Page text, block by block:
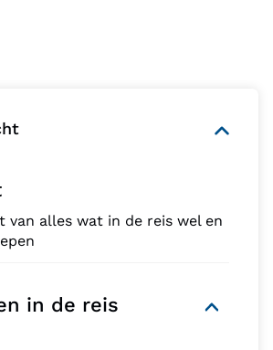
van alles wat in de reis wel en
in de reis